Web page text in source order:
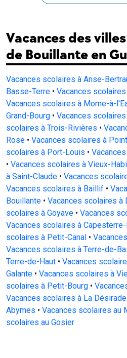
Vacances des
de Bouillante en
Vacances scolaires à Anse-
Basse-Terre • Vacances
Vacances scolaires à Morne-à-
Grand-Bourg • Vacances
scolaires à Trois-Rivières •
Rose • Vacances scolaires à
scolaires à Port-Louis •
• Vacances scolaires à Vieux-
à Saint-Claude • Vacances
Vacances scolaires à Baillif •
Bouillante • Vacances scolaires à
scolaires à Goyave • Vacances
Vacances scolaires à
scolaires à Petit-Canal •
Vacances scolaires à Terre-de-
Terre-de-Haut • Vacances
Galante • Vacances scolaires à
scolaires à Petit-Bourg •
Vacances scolaires à La Désirade
Abymes • Vacances scolaires au
scolaires au Gosier